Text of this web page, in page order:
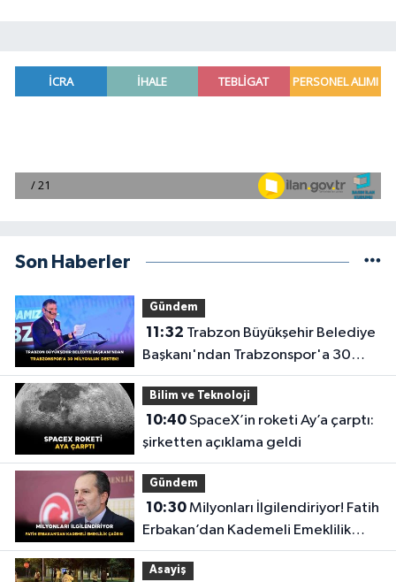
Son Haberler
Gündem
11:32
Başkanı'ndan Trabzonspor'a 30
Milyonluk Destek!
Bilim ve Teknoloji
10:40SpaceX’in roketi Ay’a çarptı:
şirketten açıklama geldi
Gündem
10:30Milyonları İlgilendiriyor! Fatih
Erbakan’dan Kademeli Emeklilik
Çağrısı
Asayiş